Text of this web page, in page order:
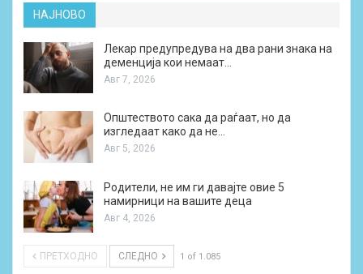
НАЈНОВО
Лекар предупредува на два рани знака на
деменција кои немаат…
Авг 7, 2026
Општеството сака да раѓаат, но да
изгледаат како да не…
Авг 5, 2026
Родители, не им ги давајте овие 5
намирници на вашите деца
Авг 4, 2026
ПРЕТХОДНО СЛЕДНО 1 of 1.085